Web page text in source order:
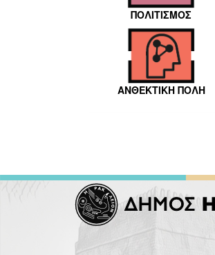
ΠΟΛΙΤΙΣΜΟΣ
ΑΝΘΕΚΤΙΚΗ ΠΟΛΗ